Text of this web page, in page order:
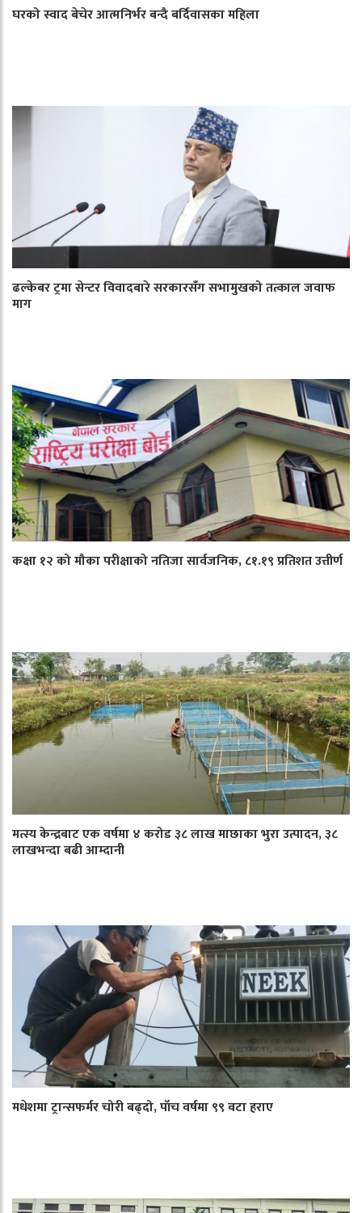
घरको स्वाद बेचेर आत्मनिर्भर बन्दै बर्दिवासका महिला
ढल्केबर ट्रमा सेन्टर विवादबारे सरकारसँग सभामुखको तत्काल जवाफ
माग
कक्षा १२ को मौका परीक्षाको नतिजा सार्वजनिक, ८१.१९ प्रतिशत उत्तीर्ण
मत्स्य केन्द्रबाट एक वर्षमा ४ करोड ३८ लाख माछाका भुरा उत्पादन, ३८
लाखभन्दा बढी आम्दानी
मधेशमा ट्रान्सफर्मर चोरी बढ्दो, पाँच वर्षमा ९९ वटा हराए